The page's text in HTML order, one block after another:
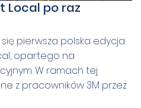
Local po raz
pierwsza polska edycja
opartego na
W ramach tej
z pracowników 3M przez